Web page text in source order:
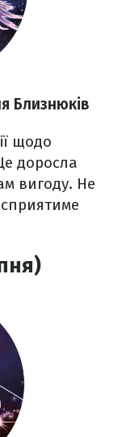
Близнюків
щодо
доросла
вигоду. Не